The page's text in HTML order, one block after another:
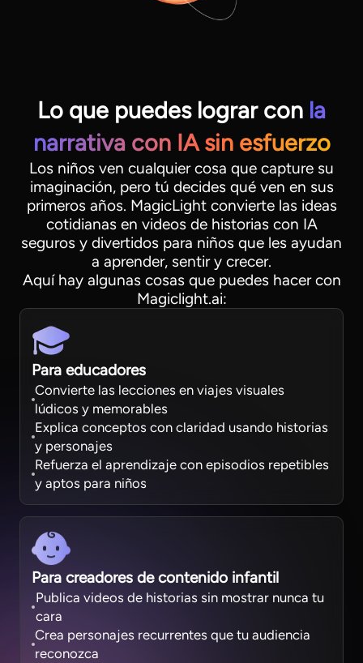
Lo que puedes lograr con la
narrativa con IA sin esfuerzo
Los niños ven cualquier cosa que capture su
imaginación, pero tú decides qué ven en sus
primeros años. MagicLight convierte las ideas
cotidianas en videos de historias con IA
seguros y divertidos para niños que les ayudan
a aprender, sentir y crecer.
Aquí hay algunas cosas que puedes hacer con
Magiclight.ai:
Para educadores
Convierte las lecciones en viajes visuales
lúdicos y memorables
Explica conceptos con claridad usando historias
y personajes
Refuerza el aprendizaje con episodios repetibles
y aptos para niños
Para creadores de contenido infantil
Publica videos de historias sin mostrar nunca tu
cara
Crea personajes recurrentes que tu audiencia
reconozca